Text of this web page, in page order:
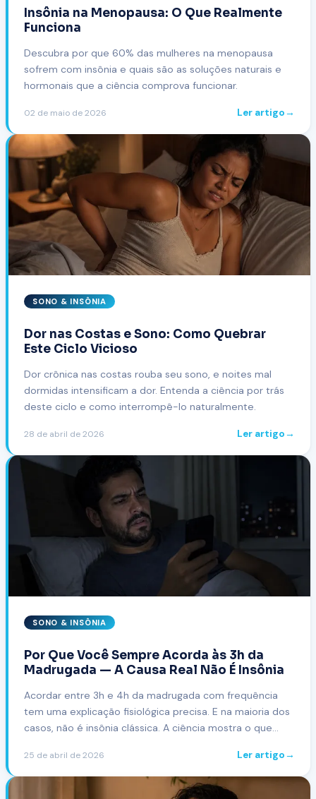
Insônia na Menopausa: O Que Realmente
Funciona
Descubra por que 60% das mulheres na menopausa
sofrem com insônia e quais são as soluções naturais e
hormonais que a ciência comprova funcionar.
02 de maio de 2026 Ler artigo→
SONO & INSÔNIA
Dor nas Costas e Sono: Como Quebrar
Este Ciclo Vicioso
Dor crônica nas costas rouba seu sono, e noites mal
dormidas intensificam a dor. Entenda a ciência por trás
deste ciclo e como interrompê-lo naturalmente.
28 de abril de 2026 Ler artigo→
SONO & INSÔNIA
Por Que Você Sempre Acorda às 3h da
Madrugada — A Causa Real Não É Insônia
Acordar entre 3h e 4h da madrugada com frequência
tem uma explicação fisiológica precisa. E na maioria dos
casos, não é insônia clássica. A ciência mostra o que
25 de abril de 2026 Ler artigo→